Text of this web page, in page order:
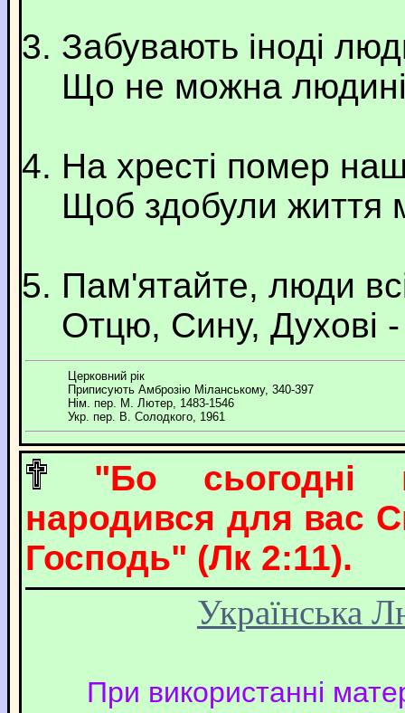
Забувають іноді
Що не можна людині
На хресті помер
Щоб здобули життя
Пам'ятайте, люди
Отцю, Сину, Духові
Церковний рік
Приписують Амброзію Міланському, 340-397
Нім. пер. М. Лютер, 1483-1546
Укр. пер. В. Солодкого, 1961
"Бо сьогодні
народився для вас
Господь" (Лк 2:11).
Українська
При використанні